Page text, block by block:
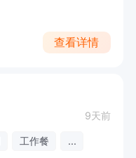
查看详情
9天前
工作餐 ...